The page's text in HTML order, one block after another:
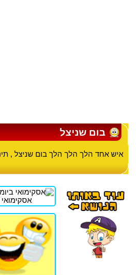
בום שניצל
איש אחד הלך הלך הלך בום שניצל ,
אסקימואי